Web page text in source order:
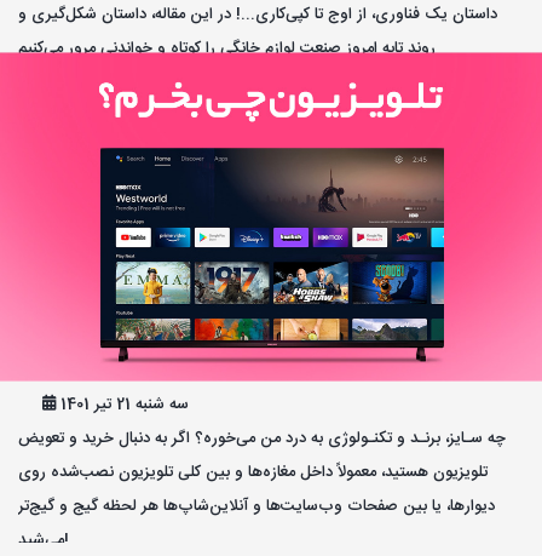
داستان یک فناوری، از اوج تا کپی‌کاری...! در این مقاله، داستان شکل‌گیری و
روند تا‌به امروز صنعت لوازم خانگی را کوتاه و خواندنی مرور می‌کنیم
من به چه تلویزیونی نیاز دارم؟
سه شنبه 21 تیر 1401
چه سـایز، برنـد و تکنـولوژی به درد من می‌خوره؟ اگر به دنبال خرید و تعویض
تلویزیون هستید، معمولاً داخل مغازه‌ها و بین کلی تلویزیون نصب‌شده روی
دیوارها، یا بین صفحات وب‌سایت‌ها و آنلاین‌شاپ‌ها هر لحظه گیج و گیج‌تر
می‌شید!